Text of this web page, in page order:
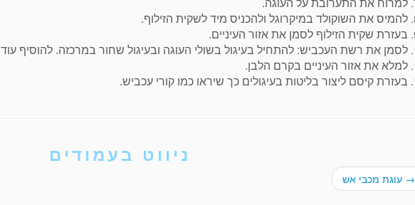
להמיס את השוקולד במיקרוגל ולהכניס מיד לשקית הזילוף.
בעזרת שקית הזילוף לסמן את אזור העיניים.
לסמן את רשת העכביש: להתחיל בעיגול בשולי העוגה ובעיגול שחור במרכזה. להוסיף עוד 4-3 עיגולים.
למלא את אזור העיניים בקרם הלבן.
בעזרת קיסם ליצור בליטות בעיגולים כך שיראו כמו קורי עכביש.
ניווט בעמודים
→ עוגת מכבי אש